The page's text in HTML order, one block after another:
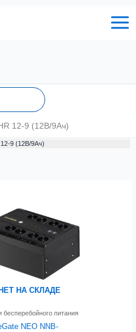
12-9 (12В/9Ач)
9 (12В/9Ач)
НЕТ НА СКЛАДЕ
бесперебойного питания
NEO NNB-